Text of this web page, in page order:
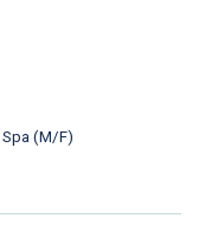
Spa (M/F)